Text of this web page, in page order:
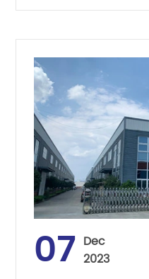
07 Dec
2023